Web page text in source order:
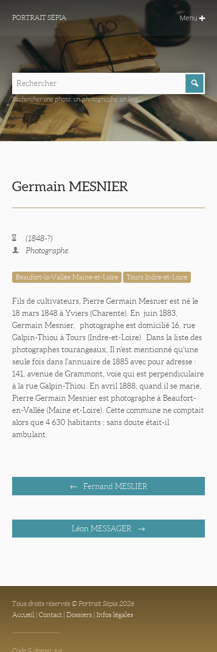
PORTRAIT SÉPIA Menu
Rechercher une photo, un photographe, un lieu...
Germain MESNIER
(1848-?)
Photographe.
Beaufort-la-Vallée Maine-et-Loire Tours Indre-et-Loire
Fils de cultivateurs, Pierre Germain Mesnier est né le
18 mars 1848 à Yviers (Charente). En juin 1883,
Germain Mesnier, photographe est domicilié 16, rue
Galpin-Thiou à Tours (Indre-et-Loire). Dans la liste des
photographes tourangeaux, Il n'est mentionné qu'une
seule fois dans l'annuaire de 1885 avec pour adresse :
141, avenue de Grammont, voie qui est perpendiculaire
à la rue Galpin-Thiou. En avril 1888, quand il se marie,
Pierre Germain Mesnier est photographe à Beaufort-
en-Vallée (Maine et-Loire). Cette commune ne comptait
alors que 4 630 habitants ; sans doute était-il
ambulant.
Fernand MESLIER
Léon MESSAGER
Tous droits réservés © Portrait Sépia 2026
Accueil Contact Dossiers Infos légales